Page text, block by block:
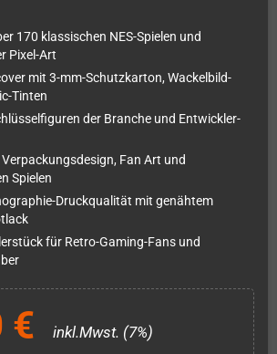
170 klassischen NES-Spielen und
Pixel-Art
mit 3-mm-Schutzkarton, Wackelbild-
Tinten
der Branche und Entwickler-
Fan Art und
Spielen
Druckqualität mit genähtem
für Retro-Gaming-Fans und
€ inkl.Mwst. (7%)